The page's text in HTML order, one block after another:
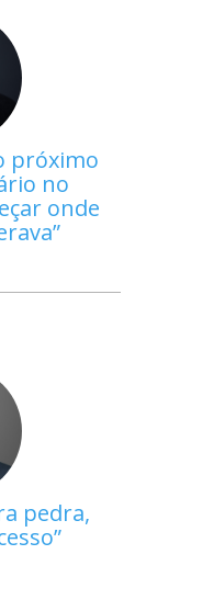
próximo
no
onde
pedra,